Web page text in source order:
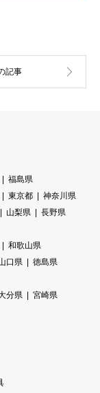
福島県
東京都
神奈川県
山梨県
長野県
和歌山県
口県
徳島県
分県
宮崎県